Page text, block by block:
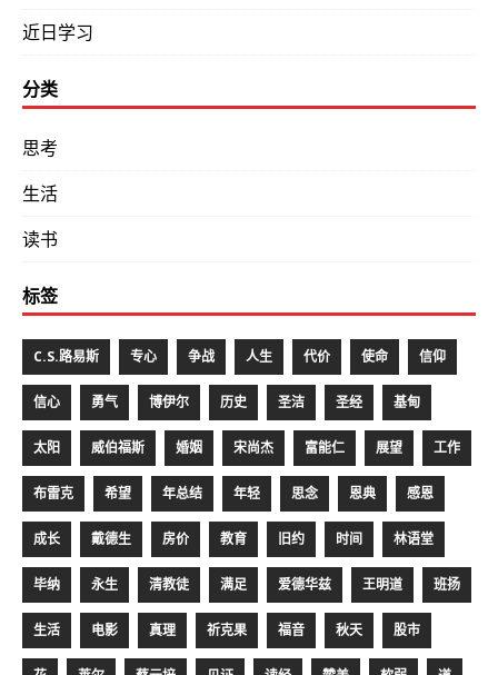
近日学习
分类
思考
生活
读书
标签
C.S.路易斯 专心 争战 人生 代价 使命 信仰
信心 勇气 博伊尔 历史 圣洁 圣经 基甸
太阳 威伯福斯 婚姻 宋尚杰 富能仁 展望 工作
布雷克 希望 年总结 年轻 思念 恩典 感恩
成长 戴德生 房价 教育 旧约 时间 林语堂
毕纳 永生 清教徒 满足 爱德华兹 王明道 班扬
生活 电影 真理 祈克果 福音 秋天 股市